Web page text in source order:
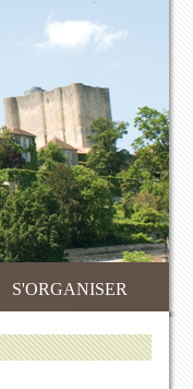
S'ORGANISER